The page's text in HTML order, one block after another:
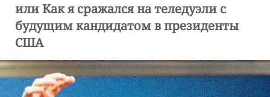
или Как я сражался на теледуэли с
будущим кандидатом в президенты
США